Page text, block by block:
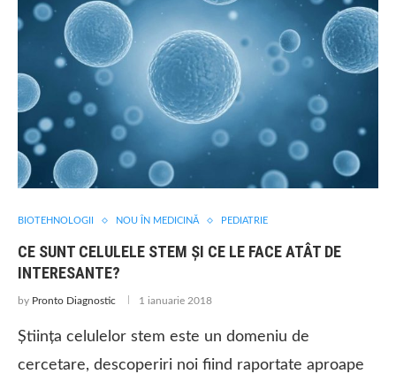
BIOTEHNOLOGII NOU ÎN MEDICINĂ PEDIATRIE
CE SUNT CELULELE STEM ȘI CE LE FACE ATÂT DE
INTERESANTE?
by Pronto Diagnostic 1 ianuarie 2018
Știința celulelor stem este un domeniu de
cercetare, descoperiri noi fiind raportate aproape